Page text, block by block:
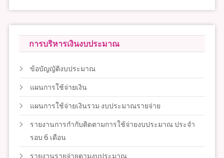
การบริหารเงินงบประมาณ
ข้อบัญญัติงบประมาณ
แผนการใช้จ่ายเงิน
แผนการใช้จ่ายเงินรวม งบประมาณรายจ่าย
รายงานการกำกับติดตามการใช้จ่ายงบประมาณ ประจำ
รอบ 6 เดือน
รายงานรายจ่ายตามงบประมาณ